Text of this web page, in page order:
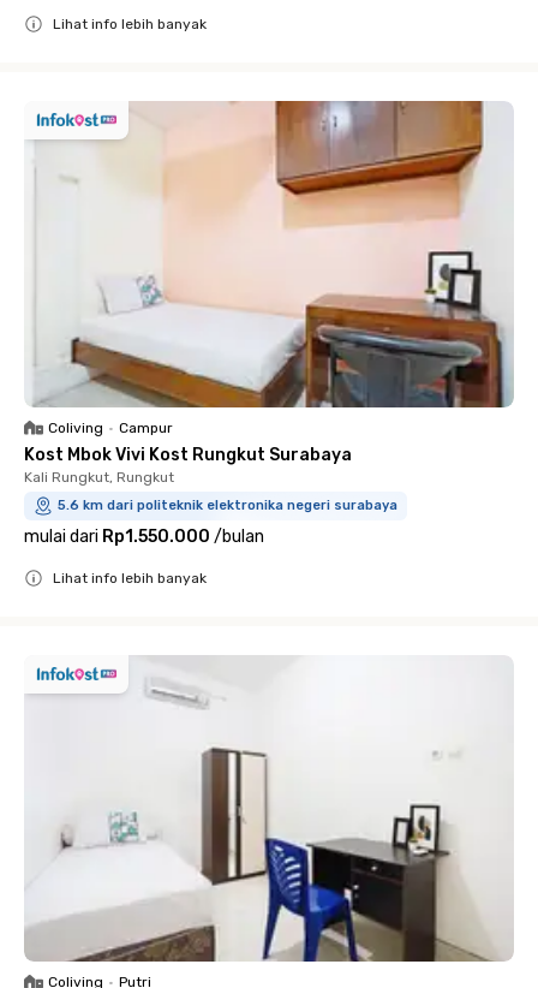
Lihat info lebih banyak
Coliving • Campur
Kost Mbok Vivi Kost Rungkut Surabaya
Kali Rungkut, Rungkut
5.6 km dari politeknik elektronika negeri surabaya
mulai dari Rp1.550.000 /bulan
Lihat info lebih banyak
Coliving • Putri